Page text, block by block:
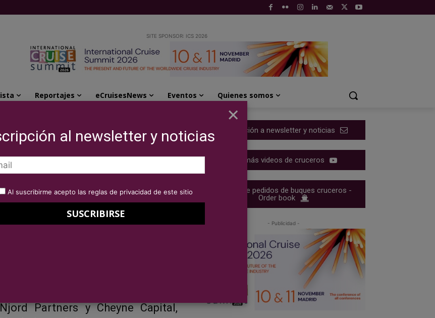
SITE SPONSOR: ICS 2026
Reportajes eCruisesNews Eventos Quienes somos
integración con Compagnie Française de Croisières
Line completa la
Française
de su integración tras la fusión
Partners y Cheyne Capital,
Suscripción a newsletter y noticias
Ver más videos de cruceros
Cartera de pedidos de buques cruceros -
Order book
- Publicidad -
×
al newsletter y noticias
Al suscribirme acepto las reglas de privacidad de este sitio